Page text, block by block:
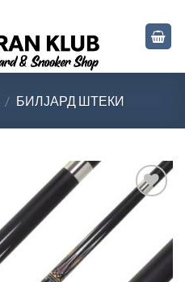
/ БИЛЈАРД ШТЕКИ
Во
желботека